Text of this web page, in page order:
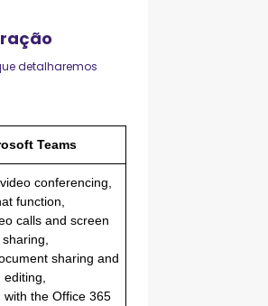
detalharemos
Teams
conferencing,
function,
calls and screen
sharing,
sharing and
editing,
with the Office 365